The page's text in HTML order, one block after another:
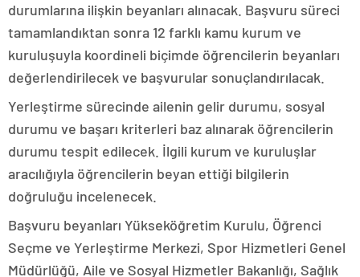
durumlarına ilişkin beyanları alınacak. Başvuru süreci
tamamlandıktan sonra 12 farklı kamu kurum ve
kuruluşuyla koordineli biçimde öğrencilerin beyanları
değerlendirilecek ve başvurular sonuçlandırılacak.
Yerleştirme sürecinde ailenin gelir durumu, sosyal
durumu ve başarı kriterleri baz alınarak öğrencilerin
durumu tespit edilecek. İlgili kurum ve kuruluşlar
aracılığıyla öğrencilerin beyan ettiği bilgilerin
doğruluğu incelenecek.
Başvuru beyanları Yükseköğretim Kurulu, Öğrenci
Seçme ve Yerleştirme Merkezi, Spor Hizmetleri Genel
Müdürlüğü, Aile ve Sosyal Hizmetler Bakanlığı, Sağlık